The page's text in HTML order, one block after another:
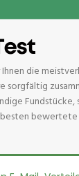
die
sorgfältig
Fundstücke,